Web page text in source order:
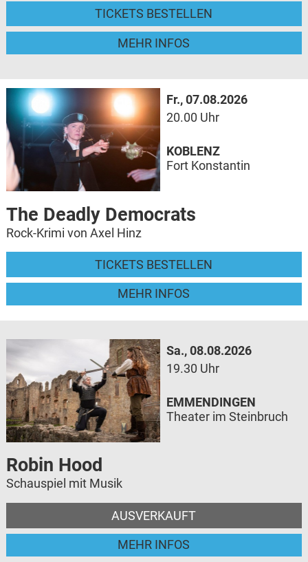
TICKETS BESTELLEN
MEHR INFOS
Fr., 07.08.2026
20.00 Uhr
The Deadly Democrats
Rock-Krimi von Axel Hinz
TICKETS BESTELLEN
MEHR INFOS
KOBLENZ
Fort Konstantin
Sa., 08.08.2026
19.30 Uhr
Robin Hood
Schauspiel mit Musik
AUSVERKAUFT
MEHR INFOS
EMMENDINGEN
Theater im Steinbruch